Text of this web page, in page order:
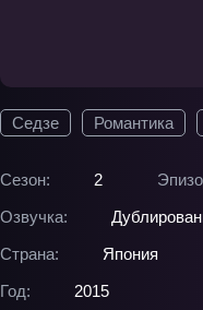
Седзе Романтика
Сезон: 2
Озвучка:
Страна:
Япония
Год:
2015